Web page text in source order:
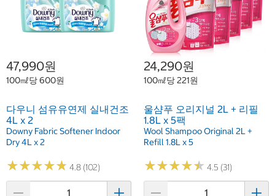
47,990원
100㎖당 600원
다우니 섬유유연제 실내건조
4L x 2
Downy Fabric Softener Indoor
Dry 4L x 2
★★★★★
★★★★★ 4.8 (102)
24,290원
100㎖당 221원
울샴푸 오리지널 2L + 리필
1.8L x 5팩
Wool Shampoo Original 2L +
Refill 1.8L x 5
★★★★★
★★★★★ 4.5 (31)